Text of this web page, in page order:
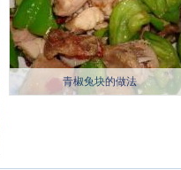
青椒兔块的做法